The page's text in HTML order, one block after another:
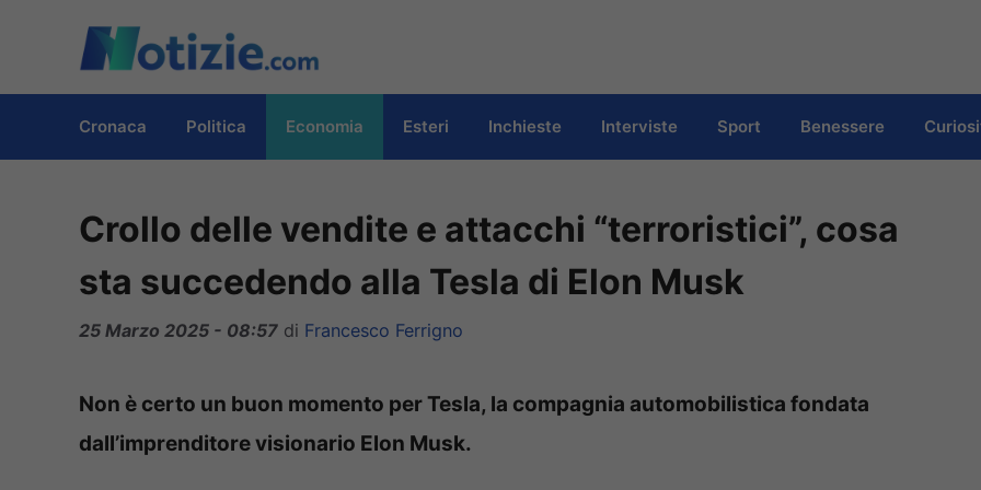
contenuto
Cronaca Politica Economia Esteri Inchieste Interviste Sport Benessere
Crollo delle vendite e attacchi “terroristici”, cosa
sta succedendo alla Tesla di Elon Musk
25 Marzo 2025 - 08:57 di Francesco Ferrigno
Non è certo un buon momento per Tesla, la compagnia automobilistica fondata
dall’imprenditore visionario Elon Musk.